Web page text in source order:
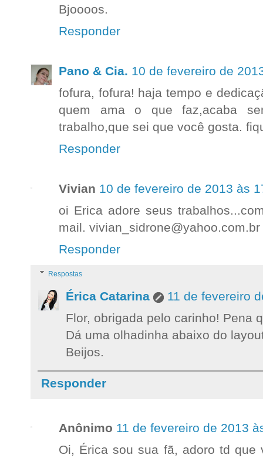
Bjoooos.
Responder
Pano & Cia. 10 de fevereiro de
fofura, fofura! haja tempo e
quem ama o que faz,acaba
trabalho,que sei que você gosta.
Responder
Vivian 10 de fevereiro de 2013 às
oi Erica adore seus
mail. vivian_sidrone@yahoo.com.br
Responder
Respostas
Érica Catarina
11 de fevereiro
Flor, obrigada pelo carinho! Pena
Dá uma olhadinha abaixo do
Beijos.
Responder
Anônimo 11 de fevereiro de 2013
Oi, Érica sou sua fã, adoro td